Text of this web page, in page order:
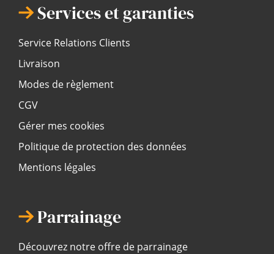
Services et garanties
Service Relations Clients
Livraison
Modes de règlement
CGV
Gérer mes cookies
Politique de protection des données
Mentions légales
Parrainage
Découvrez notre offre de parrainage